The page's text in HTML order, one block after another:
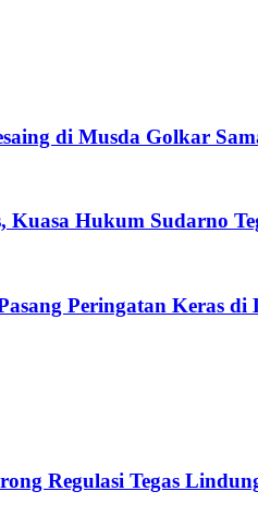
di Musda Golkar
Hukum Sudarno
Peringatan Keras di
Regulasi Tegas